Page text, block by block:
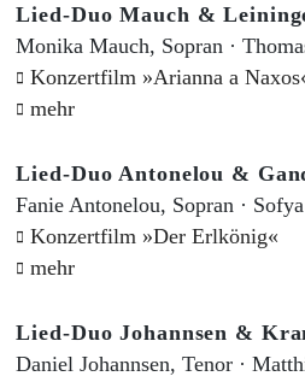
Lied-Duo Mauch &
Monika Mauch, Sopran ·
Konzertfilm »Arianna a
mehr
Lied-Duo Antonelou &
Fanie Antonelou, Sopran ·
Konzertfilm »Der Erlkönig«
mehr
Lied-Duo Johannsen &
Daniel Johannsen, Tenor ·